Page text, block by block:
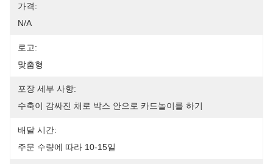
가격:
N/A
로고:
맞춤형
포장 세부 사항:
수축이 감싸진 채로 박스 안으로 카드놀이를 하기
배달 시간:
주문 수량에 따라 10-15일